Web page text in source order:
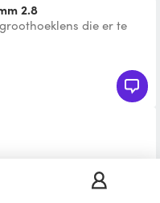
2.8
die er te